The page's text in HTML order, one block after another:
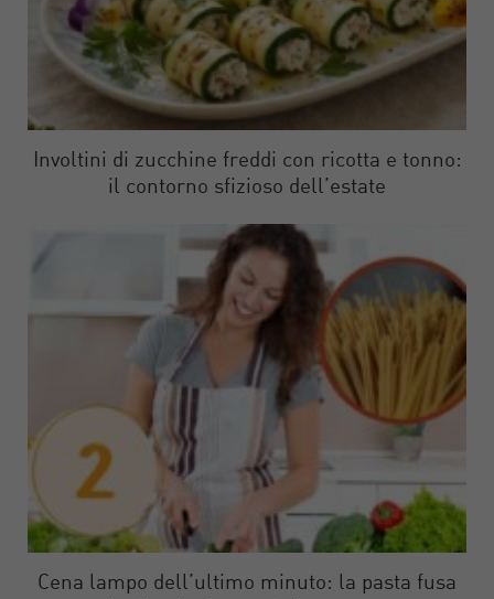
Involtini di zucchine freddi con ricotta e tonno:
il contorno sfizioso dell’estate
Cena lampo dell’ultimo minuto: la pasta fusa